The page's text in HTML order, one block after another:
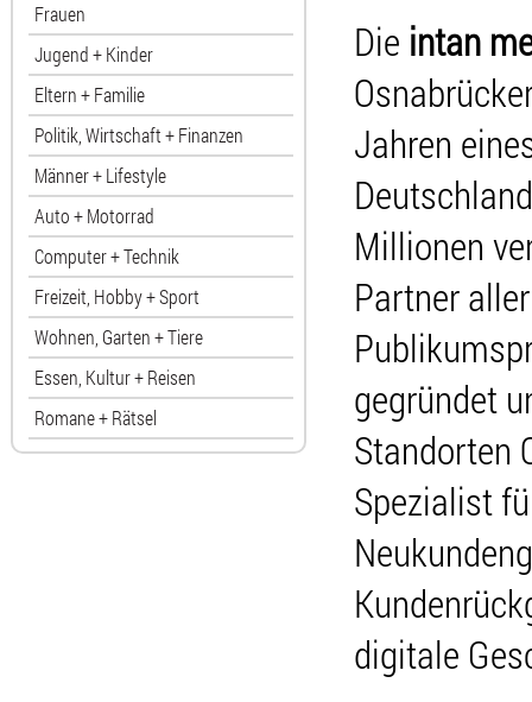
Frauen
Jugend + Kinder
Eltern + Familie
Politik, Wirtschaft + Finanzen
Männer + Lifestyle
Auto + Motorrad
Computer + Technik
Freizeit, Hobby + Sport
Wohnen, Garten + Tiere
Essen, Kultur + Reisen
Romane + Rätsel
Die intan
Jahren
Millionen
Partner
gegründet
Standorten
Spezialist
digitale